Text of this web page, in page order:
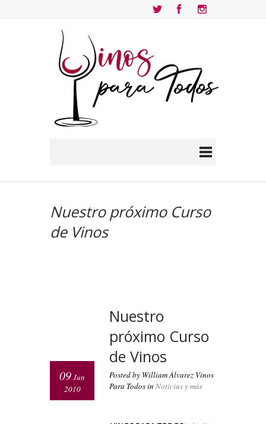
Nuestro próximo Curso
de Vinos
Nuestro
próximo Curso
de Vinos
Posted by William Álvarez Vinos
Para Todos in Noticias y más
09Jun
2010